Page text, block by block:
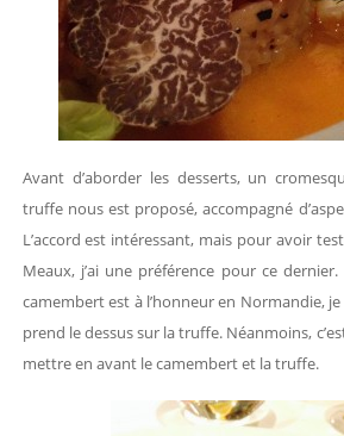
Avant d’aborder les desserts, un
truffe nous est proposé, accompagné
L’accord est intéressant, mais pour avoir
Meaux, j’ai une préférence pour ce
camembert est à l’honneur en Normandie,
prend le dessus sur la truffe. Néanmoins,
mettre en avant le camembert et la truffe.